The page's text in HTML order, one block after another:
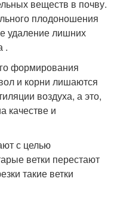
веществ в почву.
плодоношения
удаление лишних
.
формирования
и корни лишаются
воздуха, а это,
качестве и
с целью
ветки перестают
такие ветки